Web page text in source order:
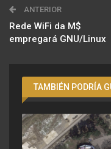
ANTERIOR
Rede WiFi da M$
empregará GNU/Linux
TAMBIÉN PODRÍA